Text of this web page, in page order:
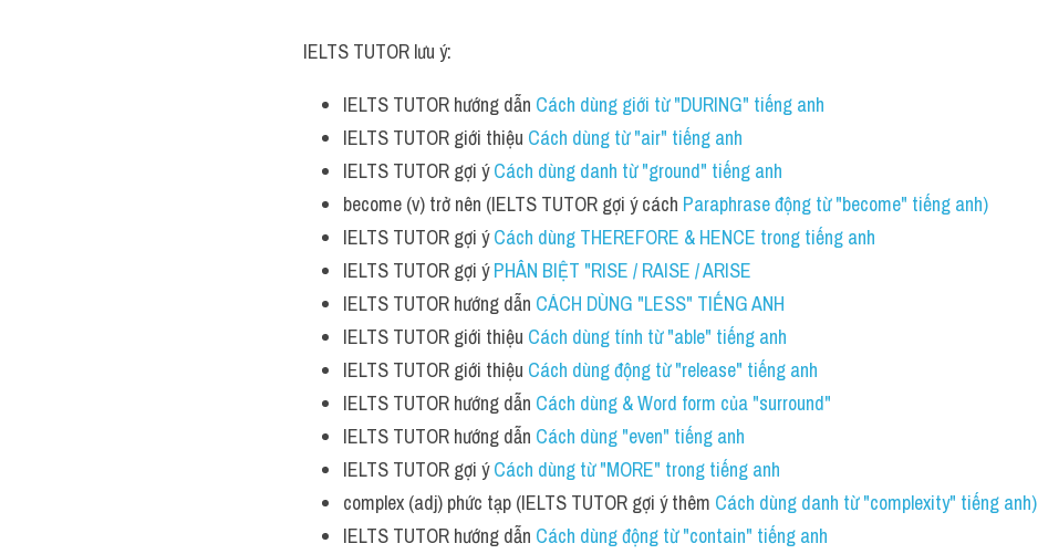
IELTS TUTOR lưu ý:
IELTS TUTOR hướng dẫn Cách dùng giới từ "DURING" tiếng anh
IELTS TUTOR giới thiệu Cách dùng từ "air" tiếng anh
IELTS TUTOR gợi ý Cách dùng danh từ "ground" tiếng anh
become (v) trở nên (IELTS TUTOR gợi ý cách Paraphrase động từ "become" tiếng anh)
IELTS TUTOR gợi ý Cách dùng THEREFORE & HENCE trong tiếng anh
IELTS TUTOR gợi ý PHÂN BIỆT "RISE / RAISE / ARISE
IELTS TUTOR hướng dẫn CÁCH DÙNG "LESS" TIẾNG ANH
IELTS TUTOR giới thiệu Cách dùng tính từ "able" tiếng anh
IELTS TUTOR giới thiệu Cách dùng động từ "release" tiếng anh
IELTS TUTOR hướng dẫn Cách dùng & Word form của "surround"
IELTS TUTOR hướng dẫn Cách dùng "even" tiếng anh
IELTS TUTOR gợi ý Cách dùng từ "MORE" trong tiếng anh
complex (adj) phức tạp (IELTS TUTOR gợi ý thêm Cách dùng danh từ "complexity" tiếng anh)
IELTS TUTOR hướng dẫn Cách dùng động từ "contain" tiếng anh